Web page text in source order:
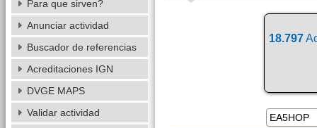
18.797
Para que sirven?
Anunciar actividad
Buscador de referencias
Acreditaciones IGN
DVGE MAPS
Validar actividad